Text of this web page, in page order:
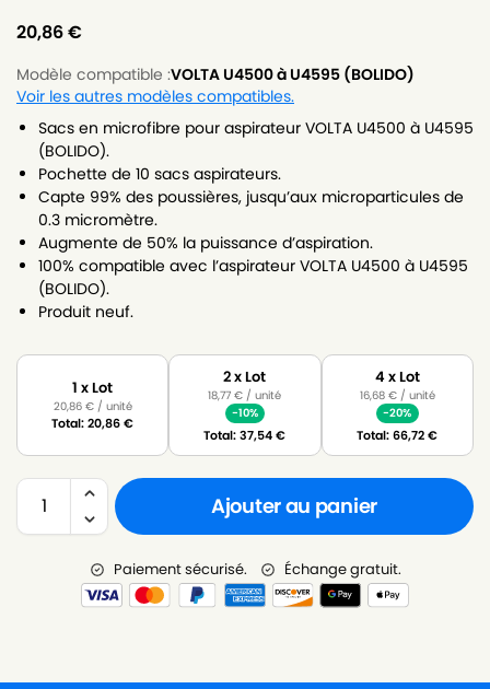
20,86€
Modèle compatible :VOLTA U4500 à U4595 (BOLIDO)
Voir les autres modèles compatibles.
Sacs en microfibre pour aspirateur VOLTA U4500 à U4595
(BOLIDO).
Pochette de 10 sacs aspirateurs.
Capte 99% des poussières, jusqu’aux microparticules de
0.3 micromètre.
Augmente de 50% la puissance d’aspiration.
100% compatible avec l’aspirateur VOLTA U4500 à U4595
(BOLIDO).
Produit neuf.
1 x Lot
20,86 €/ unité
Total:20,86€
2 x Lot
18,77€ / unité
-10%
Total:37,54€
4 x Lot
16,68 €/ unité
-20%
Total:66,72€
Ajouter au panier
Paiement sécurisé. Échange gratuit.